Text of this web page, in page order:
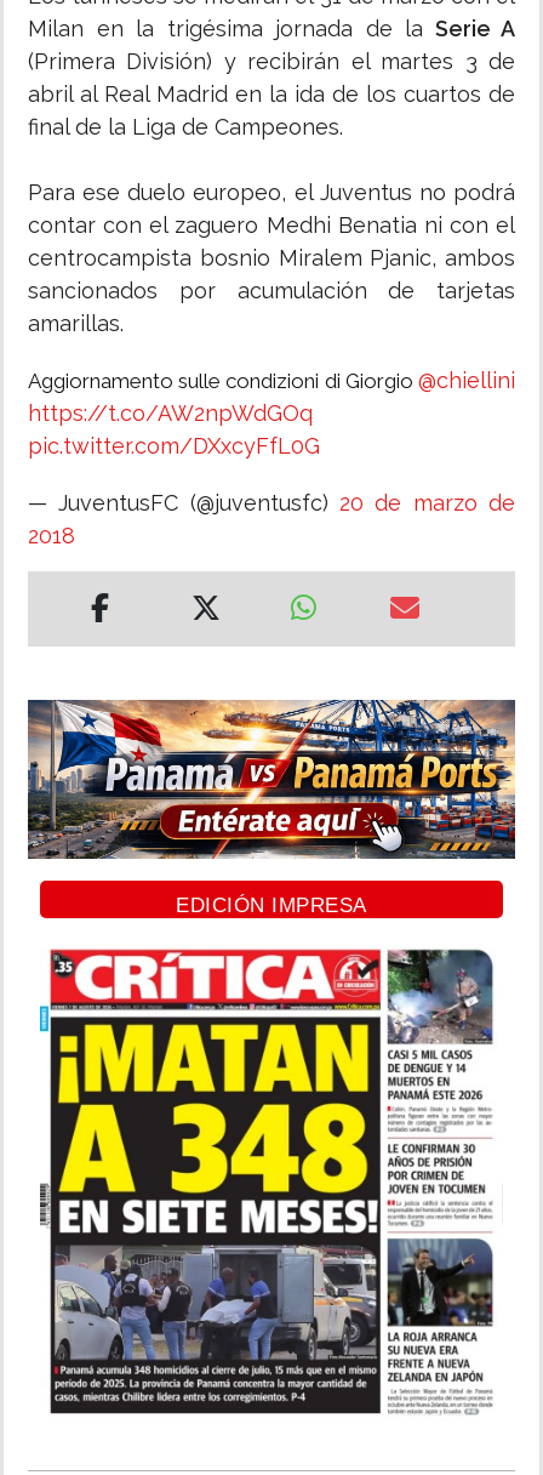
Milan en la trigésima jornada de la Serie A
(Primera División) y recibirán el martes 3 de
abril al Real Madrid en la ida de los cuartos de
final de la Liga de Campeones.
Para ese duelo europeo, el Juventus no podrá
contar con el zaguero Medhi Benatia ni con el
centrocampista bosnio Miralem Pjanic, ambos
sancionados por acumulación de tarjetas
amarillas.
Aggiornamento sulle condizioni di Giorgio @chiellini
https://t.co/AW2npWdGOq
pic.twitter.com/DXxcyFfL0G
— JuventusFC (@juventusfc) 20 de marzo de
2018
EDICIÓN IMPRESA